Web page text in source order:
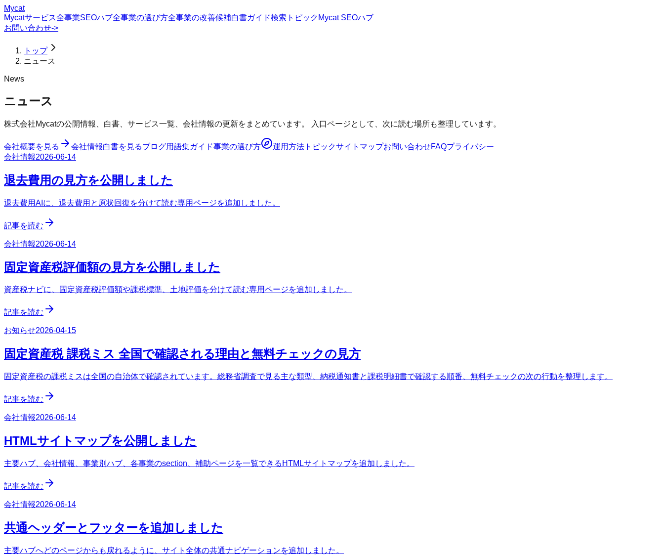
Mycat
Mycatサービス全事業SEOハブ全事業の選び方全事業の改善候補白書ガイド検索トピック Mycat SEOハブ
お問い合わせ->
トップ
ニュース
News
ニュース
株式会社Mycatの公開情報、白書、サービス一覧、会社情報の更新をまとめています。 入口ページとして、次に読む場所も整理しています。
会社概要を見る 会社情報白書を見るブログ用語集ガイド事業の選び方 運用方法 トピックサイトマップお問い合わせFAQプライバシー
会社情報2026-06-14
退去費用の見方を公開しました
退去費用AIに、退去費用と原状回復を分けて読む専用ページを追加しました。
記事を読む
会社情報2026-06-14
固定資産税評価額の見方を公開しました
資産税ナビに、固定資産税評価額や課税標準、土地評価を分けて読む専用ページを追加しました。
記事を読む
お知らせ2026-04-15
固定資産税 課税ミス 全国で確認される理由と無料チェックの見方
固定資産税の課税ミスは全国の自治体で確認されています。総務省調査で見る主な類型、納税通知書と課税明細書で確認する順番、無料チェックの次の行動を整理します。
記事を読む
会社情報2026-06-14
HTMLサイトマップを公開しました
主要ハブ、会社情報、事業別ハブ、各事業のsection、補助ページを一覧できるHTMLサイトマップを追加しました。
記事を読む
会社情報2026-06-14
共通ヘッダーとフッターを追加しました
主要ハブへどのページからも戻れるように、サイト全体の共通ナビゲーションを追加しました。